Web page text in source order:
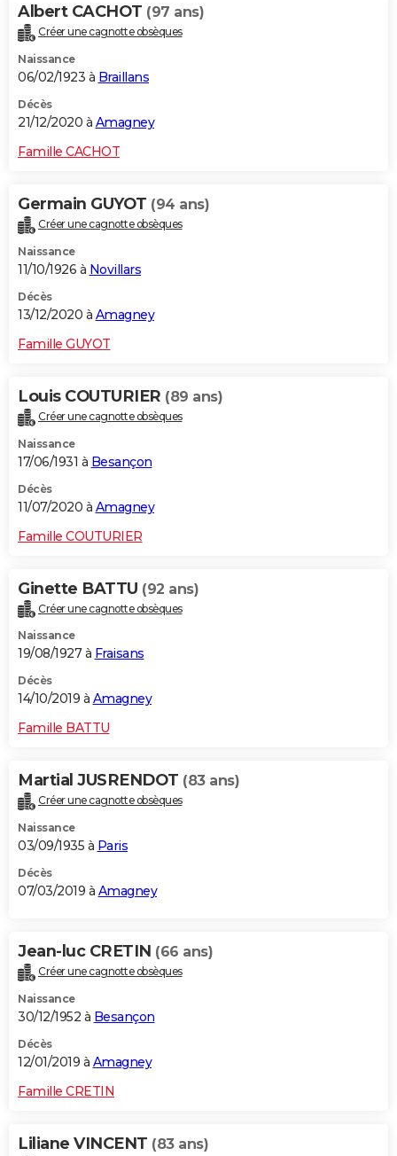
Albert CACHOT (97 ans)
Créer une cagnotte obsèques
Naissance
06/02/1923 à Braillans
Décès
21/12/2020 à Amagney
Famille CACHOT
Germain GUYOT (94 ans)
Créer une cagnotte obsèques
Naissance
11/10/1926 à Novillars
Décès
13/12/2020 à Amagney
Famille GUYOT
Louis COUTURIER (89 ans)
Créer une cagnotte obsèques
Naissance
17/06/1931 à Besançon
Décès
11/07/2020 à Amagney
Famille COUTURIER
Ginette BATTU (92 ans)
Créer une cagnotte obsèques
Naissance
19/08/1927 à Fraisans
Décès
14/10/2019 à Amagney
Famille BATTU
Martial JUSRENDOT (83 ans)
Créer une cagnotte obsèques
Naissance
03/09/1935 à Paris
Décès
07/03/2019 à Amagney
Jean-luc CRETIN (66 ans)
Créer une cagnotte obsèques
Naissance
30/12/1952 à Besançon
Décès
12/01/2019 à Amagney
Famille CRETIN
Liliane VINCENT (83 ans)